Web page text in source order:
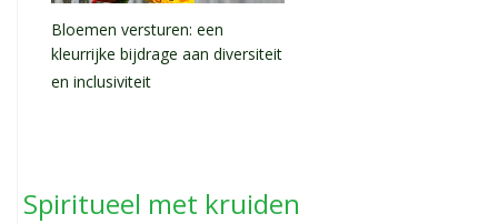
Bloemen versturen: een
kleurrijke bijdrage aan diversiteit
en inclusiviteit
Spiritueel met kruiden